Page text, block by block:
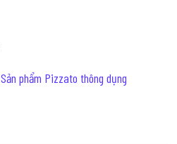
Sản phẩm Pizzato thông dụng